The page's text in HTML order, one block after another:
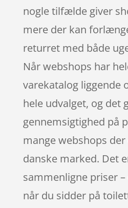
nogle tilfælde giver
mere der kan
returret med både
Når webshops har
varekatalog liggende
hele udvalget, og det
gennemsigtighed på
mange webshops
danske marked. Det
sammenligne priser
når du sidder på